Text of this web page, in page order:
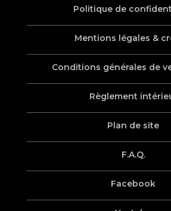
Politique de
Mentions légales &
Conditions générales de
Règlement
Plan de site
F.A.Q.
Facebook